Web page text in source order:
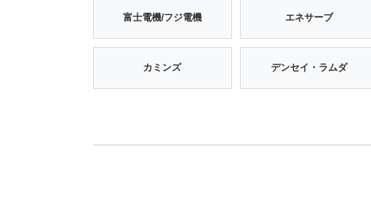
富士電機/フジ電機 エネサーブ
カミンズ デンセイ・ラムダ